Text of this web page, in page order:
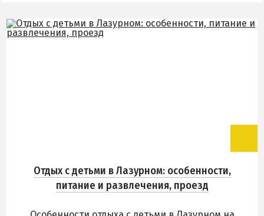
ОСТРОВ ДЖАРЛЫГАЧ
ЗАПОВЕДНИК «АСКАНИЯ-НОВА»
КАК ДОБРАТЬСЯ
Отдых с детьми в Лазурном: особенности,
питание и развлечения, проезд